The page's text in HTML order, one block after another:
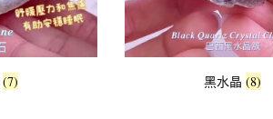
(7) 黑水晶(8)